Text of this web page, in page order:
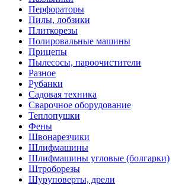
Перфораторы
Пилы, лобзики
Плиткорезы
Полировальные машины
Прицепы
Пылесосы, пароочистители
Разное
Рубанки
Садовая техника
Сварочное оборудование
Теплопушки
Фены
Швонарезчики
Шлифмашины
Шлифмашины угловые (болгарки)
Штроборезы
Шуруповерты, дрели